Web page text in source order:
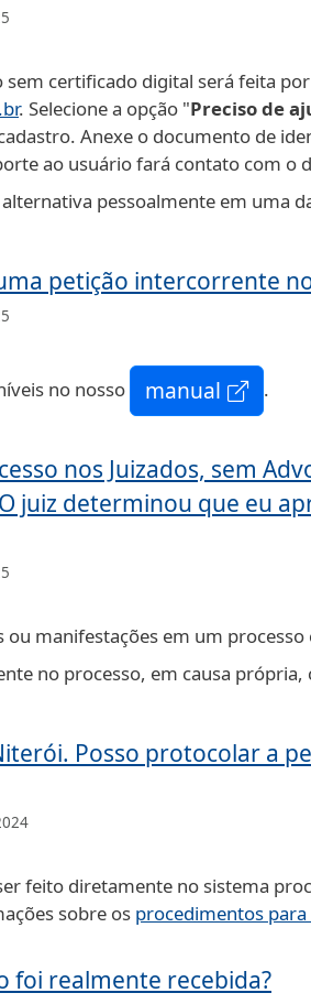
sem certificado digital será feita
. Selecione a opção "Preciso de
Anexe o documento de
ao usuário fará contato com
pessoalmente em uma
petição intercorrente
no nosso
manual .
nos Juizados, sem
juiz determinou que eu
manifestações em um
no processo, em causa própria,
Posso protocolar a
feito diretamente no sistema
sobre os procedimentos
foi realmente recebida?